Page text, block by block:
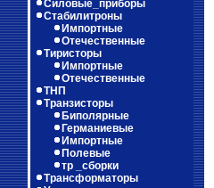
Силовые_приборы
Стабилитроны
Импортные
Отечественные
Тиристоры
Импортные
Отечественные
ТНП
Транзисторы
Биполярные
Германиевые
Импортные
Полевые
тр _сборки
Трансформаторы